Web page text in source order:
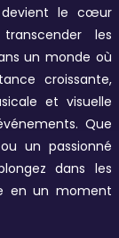
devient le cœur
les
un monde où
croissante,
et visuelle
Que
un passionné
dans les
en un moment